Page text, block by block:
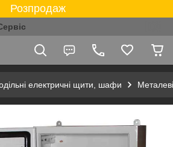
Розпродаж
електричні щити, шафи